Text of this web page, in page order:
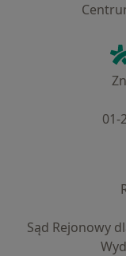
01-
Sąd Rejonowy